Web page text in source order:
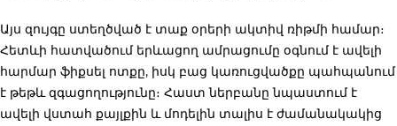
Այս զույգը ստեղծված է տաք օրերի ակտիվ ռիթմի համար։
Հետևի հատվածում երևացող ամրացումը օգնում է ավելի
հարմար ֆիքսել ոտքը, իսկ բաց կառուցվածքը պահպանում
է թեթև զգացողությունը։ Հաստ ներբանը նպաստում է
ավելի վստահ քայլքին և մոդելին տալիս է ժամանակակից